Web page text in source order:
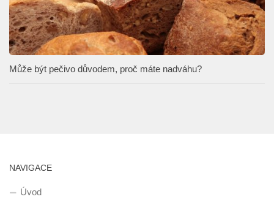
Může být pečivo důvodem, proč máte nadváhu?
NAVIGACE
Úvod